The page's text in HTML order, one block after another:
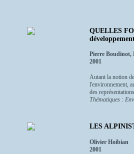
QUELLES
Pierre Boudinot,
2001
Autant la notion
l'environnement,
des
Thématiques :
LES
Olivier Hoibian
2001